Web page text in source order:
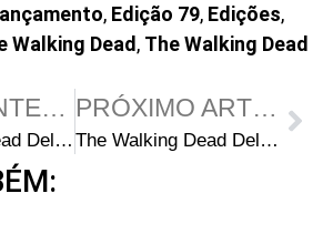
, Edição 79, Edições,
Walking Dead, The Walking Dead
ARTIGO ANTERIOR
The Walking Dead Deluxe 78: Capas e data de lançamento
PRÓXIMO ARTIGO
The Walking Dead Deluxe 17 – Letter Hacks: Respondendo aos fãs